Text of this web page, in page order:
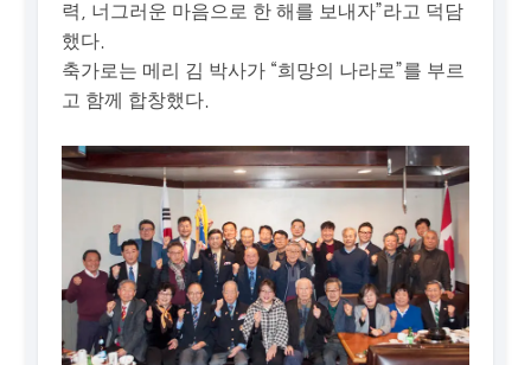
력, 너그러운 마음으로 한 해를 보내자”라고 덕담
했다.
축가로는 메리 김 박사가 “희망의 나라로”를 부르
고 함께 합창했다.